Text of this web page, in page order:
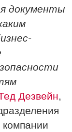
документы
Дезвейн,